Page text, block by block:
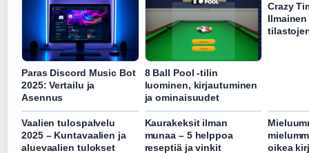
Paras Discord Music Bot
2025: Vertailu ja
Asennus
8 Ball Pool -tilin
luominen, kirjautuminen
ja ominaisuudet
Crazy
Vaalien tulospalvelu
2025 – Kuntavaalien ja
aluevaalien tulokset
Kaurakeksit ilman
munaa – 5 helppoa
reseptiä ja vinkit
oikea